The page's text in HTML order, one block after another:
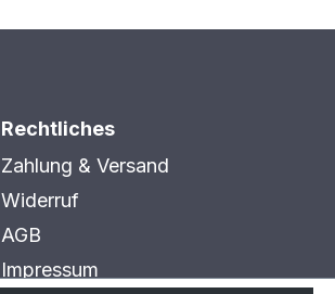
Rechtliches
Zahlung & Versand
Widerruf
AGB
Impressum